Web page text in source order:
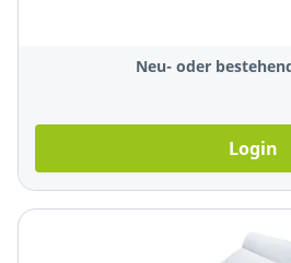
Neu- oder
Login